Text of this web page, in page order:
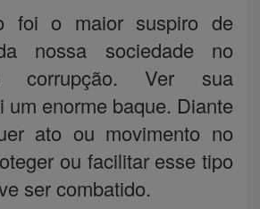
foi o maior suspiro de
nossa sociedade no
corrupção. Ver sua
um enorme baque. Diante
ato ou movimento no
ou facilitar esse tipo
ser combatido.